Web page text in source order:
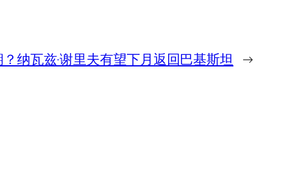
纳瓦兹·谢里夫有望下月返回巴基斯坦 →